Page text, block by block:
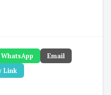
WhatsApp
Email
Link